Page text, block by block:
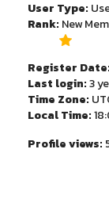
User Type:
Rank: New
Register Date:
Last login:3
Time Zone:
Local Time:
Profile views: